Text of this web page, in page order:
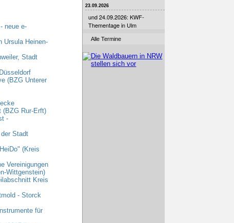
neue e-
Ursula Heinen-
Stadt
(BZG Unterer
(BZG Rur-Erft)
-
Stadt
(Kreis
Vereinigungen
Wittgenstein)
Kreis
- Storck
für
23.09.2026
und 24.09.2026: KWF-
Thementage in Ulm
Alle Termine